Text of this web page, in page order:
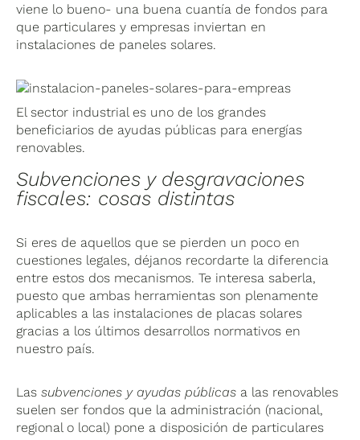
viene lo bueno- una buena cuantía de fondos para
que particulares y empresas inviertan en
instalaciones de paneles solares.
El sector industrial es uno de los grandes
beneficiarios de ayudas públicas para energías
renovables.
Subvenciones y desgravaciones
fiscales: cosas distintas
Si eres de aquellos que se pierden un poco en
cuestiones legales, déjanos recordarte la diferencia
entre estos dos mecanismos. Te interesa saberla,
puesto que ambas herramientas son plenamente
aplicables a las instalaciones de placas solares
gracias a los últimos desarrollos normativos en
nuestro país.
Lassubvenciones y ayudas públicas a las renovables
suelen ser fondos que la administración (nacional,
regional o local) pone a disposición de particulares